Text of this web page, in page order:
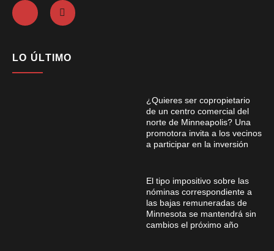
LO ÚLTIMO
¿Quieres ser copropietario
de un centro comercial del
norte de Minneapolis? Una
promotora invita a los vecinos
a participar en la inversión
El tipo impositivo sobre las
nóminas correspondiente a
las bajas remuneradas de
Minnesota se mantendrá sin
cambios el próximo año